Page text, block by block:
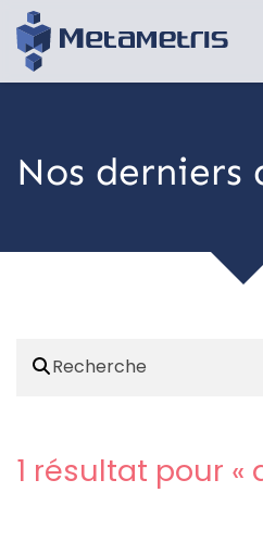
Nos derniers
1 résultat pour «